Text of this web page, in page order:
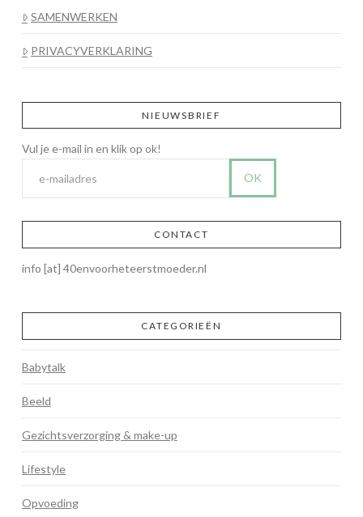
SAMENWERKEN
PRIVACYVERKLARING
NIEUWSBRIEF
CONTACT
info [at] 40envoorheteerstmoeder.nl
CATEGORIEËN
Babytalk
Beeld
Gezichtsverzorging & make-up
Lifestyle
Opvoeding